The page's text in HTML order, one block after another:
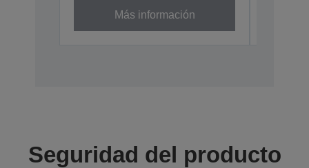
Más información
Seguridad del producto